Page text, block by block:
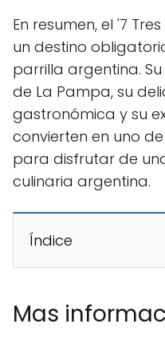
En resumen, el '7
un destino
parrilla argentina.
de La Pampa, su
gastronómica y su
convierten en uno
para disfrutar de
culinaria argentina.
Índice
Mas